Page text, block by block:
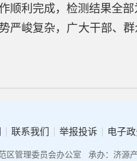
顺利完成，检测结果全部
峻复杂，广大干部、群
联系我们 举报投诉 电子
区管理委员会办公室 承办：济源